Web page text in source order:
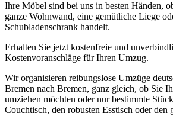
Ihre Möbel sind bei uns in besten Händen,
ganze Wohnwand, eine gemütliche Liege
Schubladenschrank handelt.
Erhalten Sie jetzt kostenfreie und
Kostenvoranschläge für Ihren Umzug.
Wir organisieren reibungslose Umzüge
Bremen nach Bremen, ganz gleich, ob Sie
umziehen möchten oder nur bestimmte
Couchtisch, den robusten Esstisch oder den